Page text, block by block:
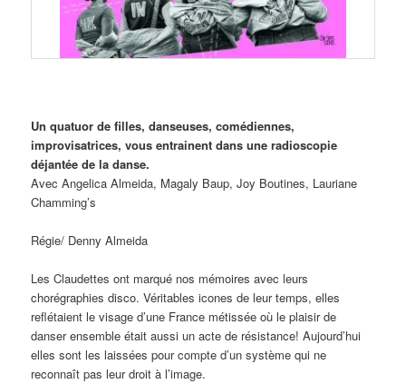
Un quatuor de filles, danseuses, comédiennes,
improvisatrices, vous entrainent dans une radioscopie
déjantée de la danse.
Avec Angelica Almeida, Magaly Baup, Joy Boutines, Lauriane
Chamming’s
Régie/ Denny Almeida
Les Claudettes ont marqué nos mémoires avec leurs
chorégraphies disco. Véritables icones de leur temps, elles
reflétaient le visage d’une France métissée où le plaisir de
danser ensemble était aussi un acte de résistance! Aujourd’hui
elles sont les laissées pour compte d’un système qui ne
reconnaît pas leur droit à l’image.